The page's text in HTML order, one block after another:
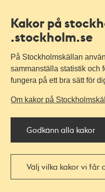
Kakor på
.stockholm.se
På Stockholmskällan
sammanställa statistik och
fungera på ett bra sätt för
Om kakor på
Godkänn alla kakor
Välj vilka kakor vi får